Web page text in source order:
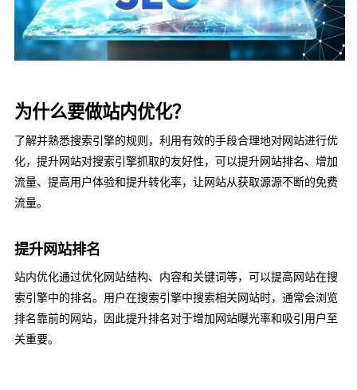
为什么要做站内优化？
了解并熟悉搜索引擎的规则，利用有效的手段合理地对网站进行优
化，提升网站对搜索引擎抓取的友好性，可以提升网站排名、增加
流量、提高用户体验和提升转化率，让网站从获取源源不断的免费
流量。
提升网站排名
站内优化通过优化网站结构、内容和关键词等，可以提高网站在搜
索引擎中的排名。用户在搜索引擎中搜索相关网站时，通常会浏览
排名靠前的网站，因此提升排名对于增加网站曝光率和吸引用户至
关重要‌。